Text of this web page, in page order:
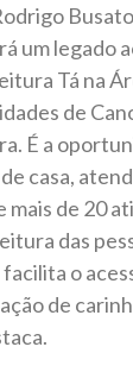
um legado
Tá na
de
É a
casa,
mais de 20
das
o
de